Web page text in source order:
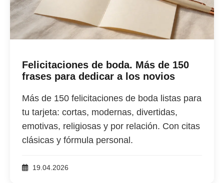
Felicitaciones de boda. Más de 150
frases para dedicar a los novios
Más de 150 felicitaciones de boda listas para
tu tarjeta: cortas, modernas, divertidas,
emotivas, religiosas y por relación. Con citas
clásicas y fórmula personal.
19.04.2026